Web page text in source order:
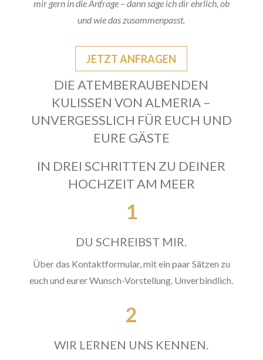
mir gern in die Anfrage – dann sage ich dir ehrlich, ob
und wie das zusammenpasst.
JETZT ANFRAGEN
DIE ATEMBERAUBENDEN
KULISSEN VON ALMERIA –
UNVERGESSLICH FÜR EUCH UND
EURE GÄSTE
IN DREI SCHRITTEN ZU DEINER
HOCHZEIT AM MEER
1
DU SCHREIBST MIR.
Über das Kontaktformular, mit ein paar Sätzen zu
euch und eurer Wunsch-Vorstellung. Unverbindlich.
2
WIR LERNEN UNS KENNEN.